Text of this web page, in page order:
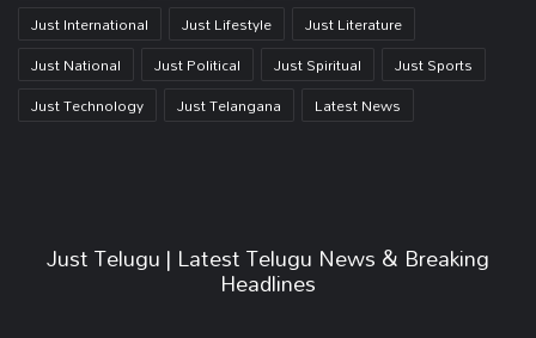
Just International
Just Lifestyle
Just Literature
Just National
Just Political Just Spiritual
Just Sports
Just Technology
Just Telangana Latest News
Just Telugu | Latest Telugu News & Breaking
Headlines